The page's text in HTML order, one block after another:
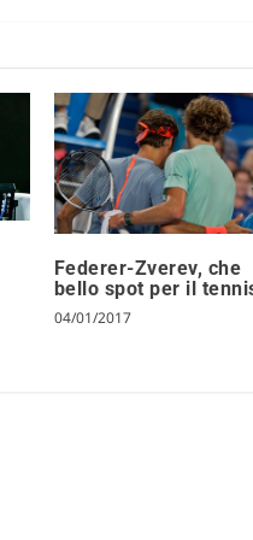
Federer-Zverev, che
bello spot per il
04/01/2017